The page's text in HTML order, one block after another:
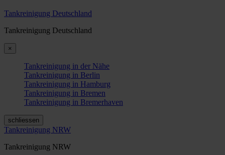
Tankreinigung Deutschland
Tankreinigung Deutschland
×
Tankreinigung in der Nähe
Tankreinigung in Berlin
Tankreinigung in Hamburg
Tankreinigung in Bremen
Tankreinigung in Bremerhaven
schliessen
Tankreinigung NRW
Tankreinigung NRW